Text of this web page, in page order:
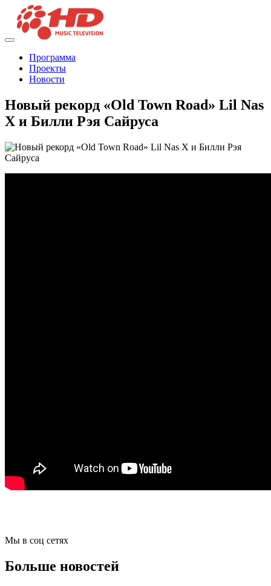
Программа
Проекты
Новости
Новый рекорд «Old Town Road» Lil Nas
X и Билли Рэя Сайруса
Мы в соц сетях
Больше новостей